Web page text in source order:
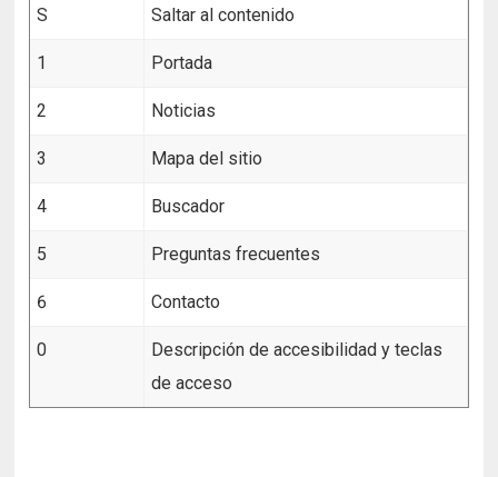
S Saltar al contenido
1 Portada
2 Noticias
3 Mapa del sitio
4 Buscador
5 Preguntas frecuentes
6 Contacto
0
Descripción de accesibilidad y teclas
de acceso